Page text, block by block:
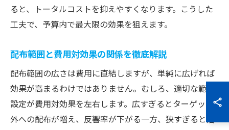
ると、トータルコストを抑えやすくなります。こうした
工夫で、予算内で最大限の効果を狙えます。
配布範囲と費用対効果の関係を徹底解説
配布範囲の広さは費用に直結しますが、単純に広げれば
効果が高まるわけではありません。むしろ、適切な範囲
設定が費用対効果を左右します。広すぎるとターゲット
外への配布が増え、反響率が下がる一方、狭すぎると潜